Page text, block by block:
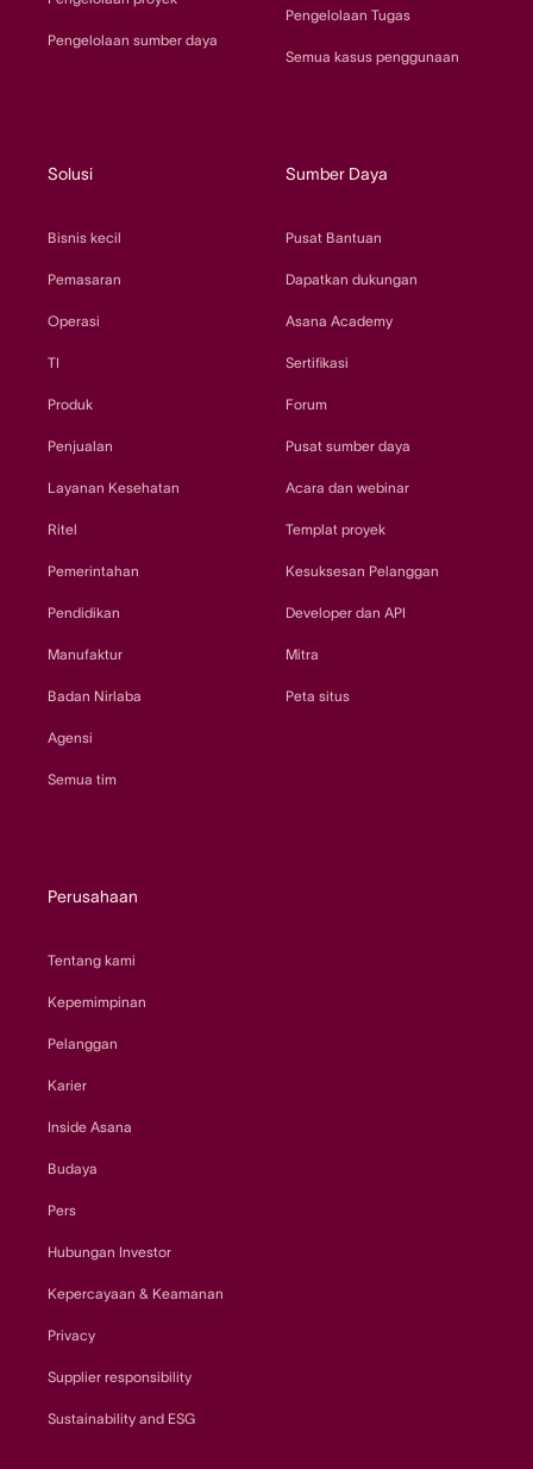
Pengelolaan sumber daya
Pengelolaan Tugas
Semua kasus penggunaan
Solusi
Bisnis kecil
Pemasaran
Operasi
TI
Produk
Penjualan
Layanan Kesehatan
Ritel
Pemerintahan
Pendidikan
Manufaktur
Badan Nirlaba
Agensi
Semua tim
Sumber Daya
Pusat Bantuan
Dapatkan dukungan
Asana Academy
Sertifikasi
Forum
Pusat sumber daya
Acara dan webinar
Templat proyek
Kesuksesan Pelanggan
Developer dan API
Mitra
Peta situs
Perusahaan
Tentang kami
Kepemimpinan
Pelanggan
Karier
Inside Asana
Budaya
Pers
Hubungan Investor
Kepercayaan & Keamanan
Privacy
Supplier responsibility
Sustainability and ESG